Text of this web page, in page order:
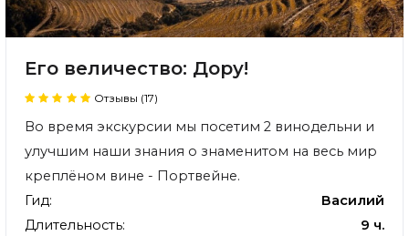
Его величество: Дору!
Отзывы (17)
Во время экскурсии мы посетим 2 винодельни и
улучшим наши знания о знаменитом на весь мир
креплёном вине - Портвейне.
Гид:
Василий
Длительность:
9 ч.